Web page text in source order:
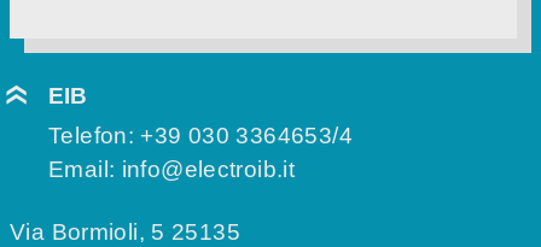
EIB
Telefon: +39 030 3364653/4
Email: info@electroib.it
Via Bormioli, 5 25135